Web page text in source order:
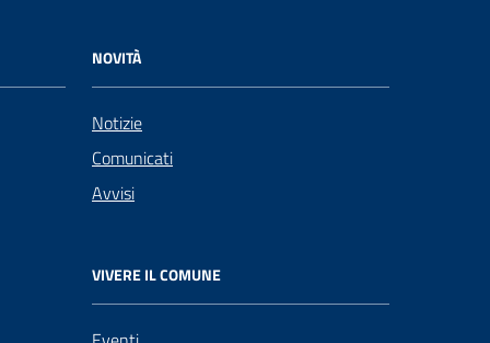
NOVITÀ
Notizie
Comunicati
Avvisi
VIVERE IL COMUNE